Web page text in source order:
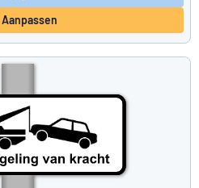
Aanpassen